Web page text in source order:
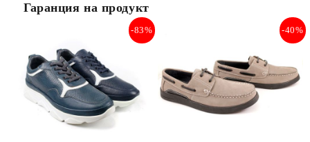
Гаранция на продукт
-83% -40%